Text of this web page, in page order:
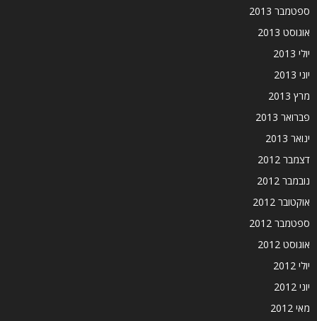
ספטמבר 2013
אוגוסט 2013
יולי 2013
יוני 2013
מרץ 2013
פברואר 2013
ינואר 2013
דצמבר 2012
נובמבר 2012
אוקטובר 2012
ספטמבר 2012
אוגוסט 2012
יולי 2012
יוני 2012
מאי 2012